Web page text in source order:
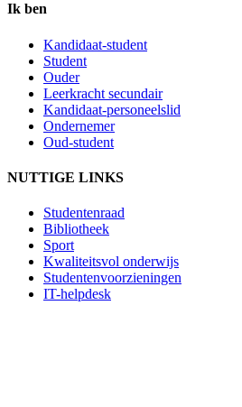
Ik ben
Kandidaat-student
Student
Ouder
Leerkracht secundair
Kandidaat-personeelslid
Ondernemer
Oud-student
NUTTIGE LINKS
Studentenraad
Bibliotheek
Sport
Kwaliteitsvol onderwijs
Studentenvoorzieningen
IT-helpdesk